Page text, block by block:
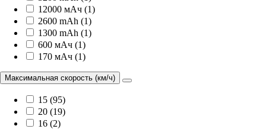
12000 мАч (1)
2600 mAh (1)
1300 mAh (1)
600 мАч (1)
170 мАч (1)
Максимальная скорость (км/ч)
15 (95)
20 (19)
16 (2)